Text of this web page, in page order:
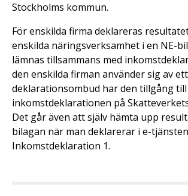
Stockholms kommun.
För enskilda firma deklareras
enskilda näringsverksamhet i en NE-
lämnas tillsammans med
den enskilda firman använder sig av ett
deklarationsombud har den tillgång till
inkomstdeklarationen på
Det går även att själv hämta upp
bilagan när man deklarerar i e-tjänsten
Inkomstdeklaration 1.